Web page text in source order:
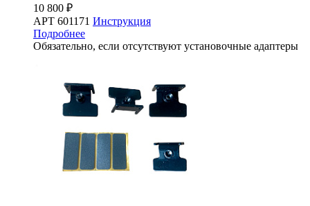
10 800 ₽
АРТ 601171 Инструкция
Подробнее
Обязательно, если отсутствуют установочные адаптеры